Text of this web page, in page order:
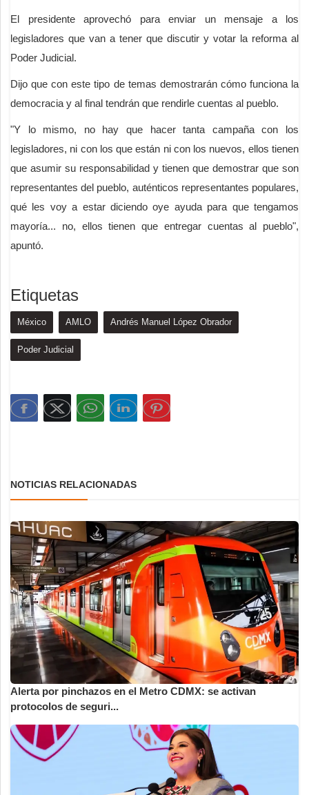
El presidente aprovechó para enviar un mensaje a los
legisladores que van a tener que discutir y votar la reforma al
Poder Judicial.
Dijo que con este tipo de temas demostrarán cómo funciona la
democracia y al final tendrán que rendirle cuentas al pueblo.
"Y lo mismo, no hay que hacer tanta campaña con los
legisladores, ni con los que están ni con los nuevos, ellos tienen
que asumir su responsabilidad y tienen que demostrar que son
representantes del pueblo, auténticos representantes populares,
qué les voy a estar diciendo oye ayuda para que tengamos
mayoría... no, ellos tienen que entregar cuentas al pueblo",
apuntó.
Etiquetas
México AMLO Andrés Manuel López Obrador
Poder Judicial
NOTICIAS RELACIONADAS
Alerta por pinchazos en el Metro CDMX: se activan
protocolos de seguri...